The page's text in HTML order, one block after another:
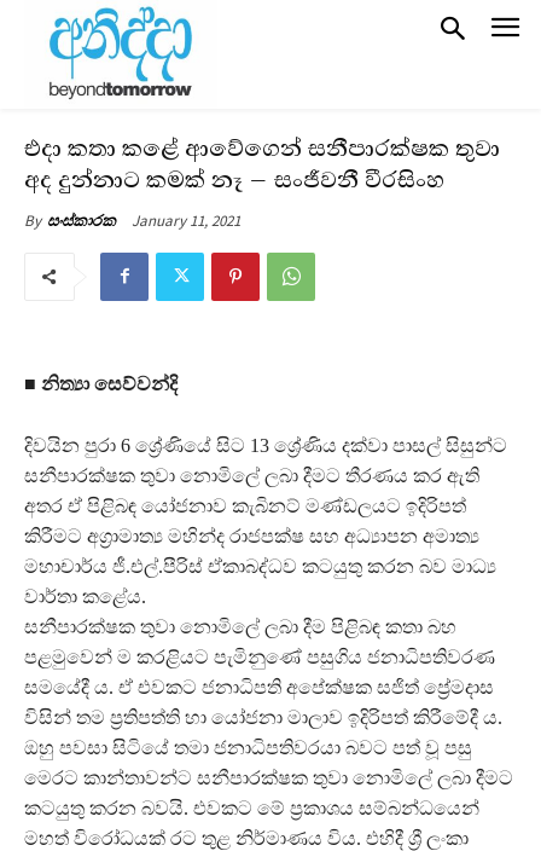
එදා කතා කළේ ආවේගෙන් සනීපාරක්ෂක තුවා
අද දුන්නාට කමක් නෑ – සංජීවනී වීරසිංහ
By සංස්කාරක January 11, 2021
■ නිත්‍යා සෙව්වන්දි
දිවයින පුරා 6 ශ්‍රේණියේ සිට 13 ශ්‍රේණිය දක්වා පාසල් සිසුන්ට
සනීපාරක්ෂක තුවා නොමිලේ ලබා දීමට තීරණය කර ඇති
අතර ඒ පිළිබඳ යෝජනාව කැබිනට් මණ්ඩලයට ඉදිරිපත්
කිරීමට අග්‍රාමාත්‍ය මහින්ද රාජපක්ෂ සහ අධ්‍යාපන අමාත්‍ය
මහාචාර්ය ජී.එල්.පීරිස් ඒකාබද්ධව කටයුතු කරන බව මාධ්‍ය
වාර්තා කළේය.
සනීපාරක්ෂක තුවා නොමිලේ ලබා දීම පිළිබඳ කතා බහ
පළමුවෙන් ම කරළියට පැමිනුණේ පසුගිය ජනාධිපතිවරණ
සමයේදී ය. ඒ එවකට ජනාධිපති අපේක්ෂක සජිත් ප්‍රේමදාස
විසින් තම ප්‍රතිපත්ති හා යෝජනා මාලාව ඉදිරිපත් කිරීමේදී ය.
ඔහු පවසා සිටියේ තමා ජනාධිපතිවරයා බවට පත් වූ පසු
මෙරට කාන්තාවන්ට සනීපාරක්ෂක තුවා නොමිලේ ලබා දීමට
කටයුතු කරන බවයි. එවකට මේ ප්‍රකාශය සම්බන්ධයෙන්
මහත් විරෝධයක් රට තුළ නිර්මාණය විය. එහිදී ශ්‍රී ලංකා